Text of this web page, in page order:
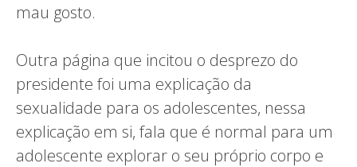
mau gosto.
Outra página que incitou o desprezo do
presidente foi uma explicação da
sexualidade para os adolescentes, nessa
explicação em si, fala que é normal para um
adolescente explorar o seu próprio corpo e